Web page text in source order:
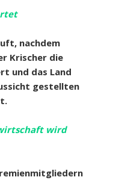
nachdem
Krischer die
und das Land
gestellten
wird